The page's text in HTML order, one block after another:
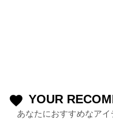
favorite YOUR
あなたにおすすめなアイ